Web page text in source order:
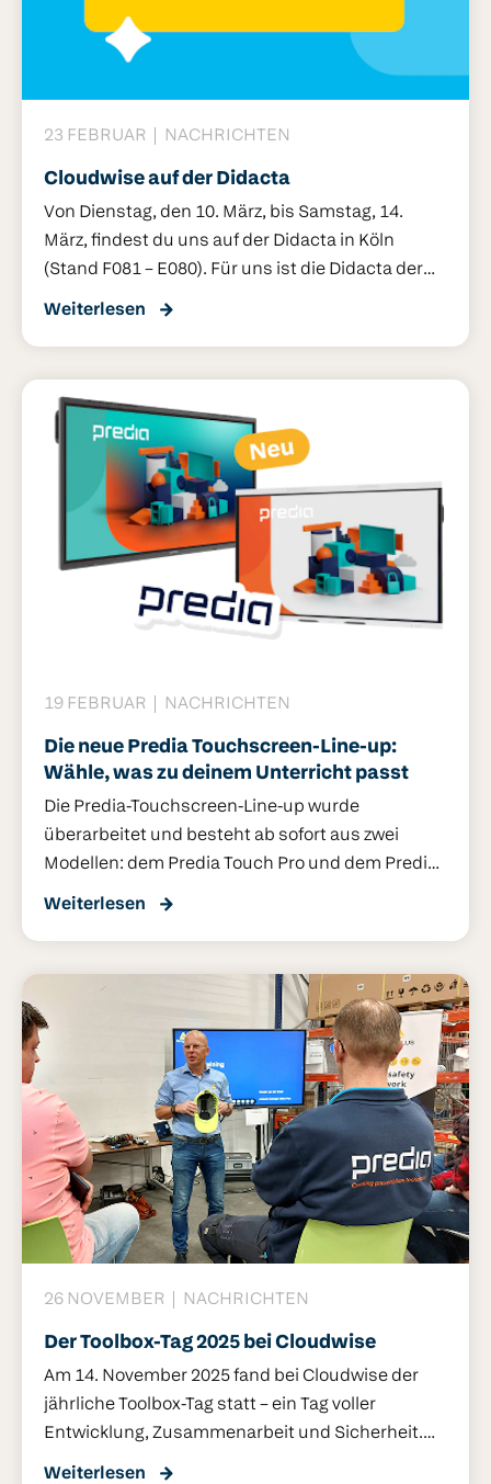
23 FEBRUAR NACHRICHTEN
Cloudwise auf der Didacta
Von Dienstag, den 10. März, bis Samstag, 14.
März, findest du uns auf der Didacta in Köln
(Stand F081 – E080). Für uns ist die Didacta der
ideale Moment, um sich mit dir auszutauschen,
begegnen dir im Unterricht? Und was braucht es
für den nächsten Schritt bei digitalen
Lernmitteln? Wir kommen gern mit dir ins
Gespräch. Neugierig, was dich bei uns erwartet?
Dann lies weiter.
Weiterlesen
19 FEBRUAR NACHRICHTEN
Die neue Predia Touchscreen-Line-up:
Wähle, was zu deinem Unterricht passt
Die Predia-Touchscreen-Line-up wurde
überarbeitet und besteht ab sofort aus zwei
Modellen: dem Predia Touch Pro und dem Predia
Touch Base. Mit zwei klaren Optionen machen wir
Der Touch Pro richtet sich an Schulen, die
erweiterte Funktionen benötigen, während der
Touch Base für alle entwickelt wurde, die auf
Einfachheit, Sicherheit und Langlebigkeit setzen.
Weiterlesen
26 NOVEMBER NACHRICHTEN
Der Toolbox-Tag 2025 bei Cloudwise
Am 14. November 2025 fand bei Cloudwise der
jährliche Toolbox-Tag statt – ein Tag voller
Entwicklung, Zusammenarbeit und Sicherheit.
Gemeinsam mit unseren Partnern organisierten
Weiterlesen